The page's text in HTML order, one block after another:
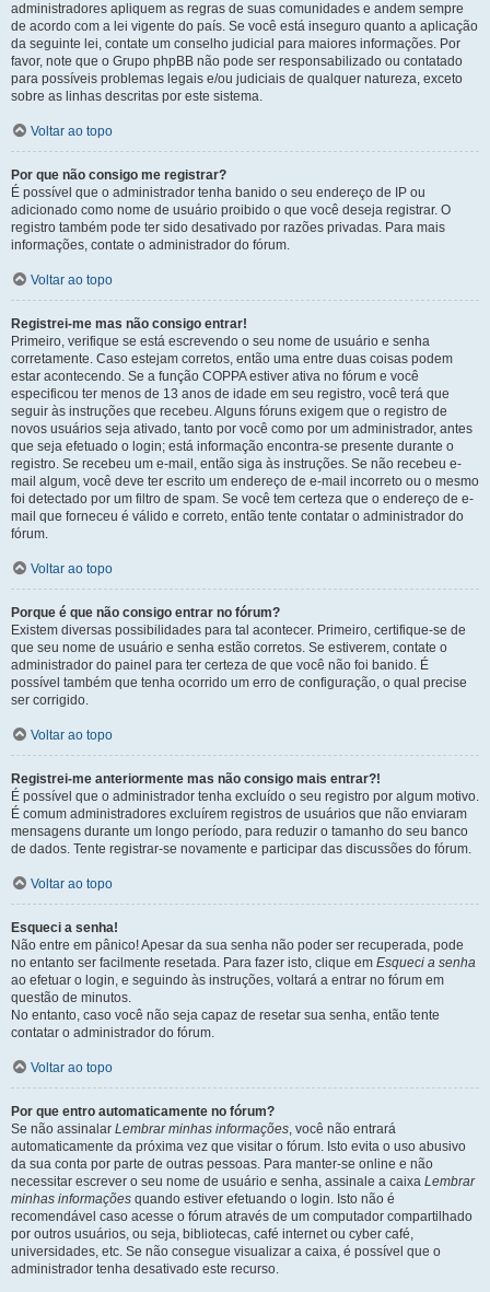
administradores apliquem as regras de suas comunidades e andem sempre
de acordo com a lei vigente do país. Se você está inseguro quanto a aplicação
da seguinte lei, contate um conselho judicial para maiores informações. Por
favor, note que o Grupo phpBB não pode ser responsabilizado ou contatado
para possíveis problemas legais e/ou judiciais de qualquer natureza, exceto
sobre as linhas descritas por este sistema.
Voltar ao topo
Por que não consigo me registrar?
É possível que o administrador tenha banido o seu endereço de IP ou
adicionado como nome de usuário proibido o que você deseja registrar. O
registro também pode ter sido desativado por razões privadas. Para mais
informações, contate o administrador do fórum.
Voltar ao topo
Registrei-me mas não consigo entrar!
Primeiro, verifique se está escrevendo o seu nome de usuário e senha
corretamente. Caso estejam corretos, então uma entre duas coisas podem
estar acontecendo. Se a função COPPA estiver ativa no fórum e você
especificou ter menos de 13 anos de idade em seu registro, você terá que
seguir às instruções que recebeu. Alguns fóruns exigem que o registro de
novos usuários seja ativado, tanto por você como por um administrador, antes
que seja efetuado o login; está informação encontra-se presente durante o
registro. Se recebeu um e-mail, então siga às instruções. Se não recebeu e-
mail algum, você deve ter escrito um endereço de e-mail incorreto ou o mesmo
foi detectado por um filtro de spam. Se você tem certeza que o endereço de e-
mail que forneceu é válido e correto, então tente contatar o administrador do
fórum.
Voltar ao topo
Porque é que não consigo entrar no fórum?
Existem diversas possibilidades para tal acontecer. Primeiro, certifique-se de
que seu nome de usuário e senha estão corretos. Se estiverem, contate o
administrador do painel para ter certeza de que você não foi banido. É
possível também que tenha ocorrido um erro de configuração, o qual precise
ser corrigido.
Voltar ao topo
Registrei-me anteriormente mas não consigo mais entrar?!
É possível que o administrador tenha excluído o seu registro por algum motivo.
É comum administradores excluírem registros de usuários que não enviaram
mensagens durante um longo período, para reduzir o tamanho do seu banco
de dados. Tente registrar-se novamente e participar das discussões do fórum.
Voltar ao topo
Esqueci a senha!
Não entre em pânico! Apesar da sua senha não poder ser recuperada, pode
no entanto ser facilmente resetada. Para fazer isto, clique em Esqueci a senha
ao efetuar o login, e seguindo às instruções, voltará a entrar no fórum em
questão de minutos.
No entanto, caso você não seja capaz de resetar sua senha, então tente
contatar o administrador do fórum.
Voltar ao topo
Por que entro automaticamente no fórum?
Se não assinalar Lembrar minhas informações, você não entrará
automaticamente da próxima vez que visitar o fórum. Isto evita o uso abusivo
da sua conta por parte de outras pessoas. Para manter-se online e não
necessitar escrever o seu nome de usuário e senha, assinale a caixa Lembrar
minhas informações quando estiver efetuando o login. Isto não é
recomendável caso acesse o fórum através de um computador compartilhado
por outros usuários, ou seja, bibliotecas, café internet ou cyber café,
universidades, etc. Se não consegue visualizar a caixa, é possível que o
administrador tenha desativado este recurso.